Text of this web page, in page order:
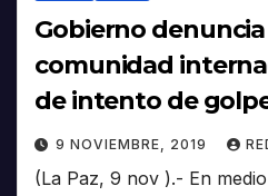
Gobierno
comunidad
de intento de
9 NOVIEMBRE, 2019
(La Paz, 9 nov ).- En